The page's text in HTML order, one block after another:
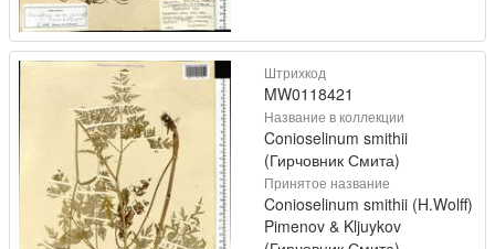
Штрихкод
MW0118421
Название в коллекции
Conioselinum smithii
(Гирчовник Смита)
Принятое название
Conioselinum smithii (H.Wolff)
Pimenov & Kljuykov